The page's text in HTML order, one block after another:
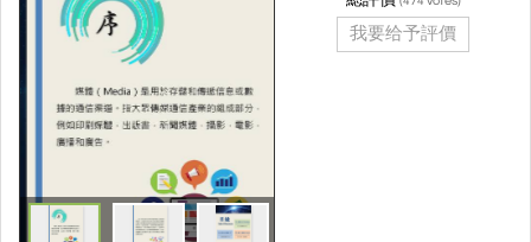
我要给予評價